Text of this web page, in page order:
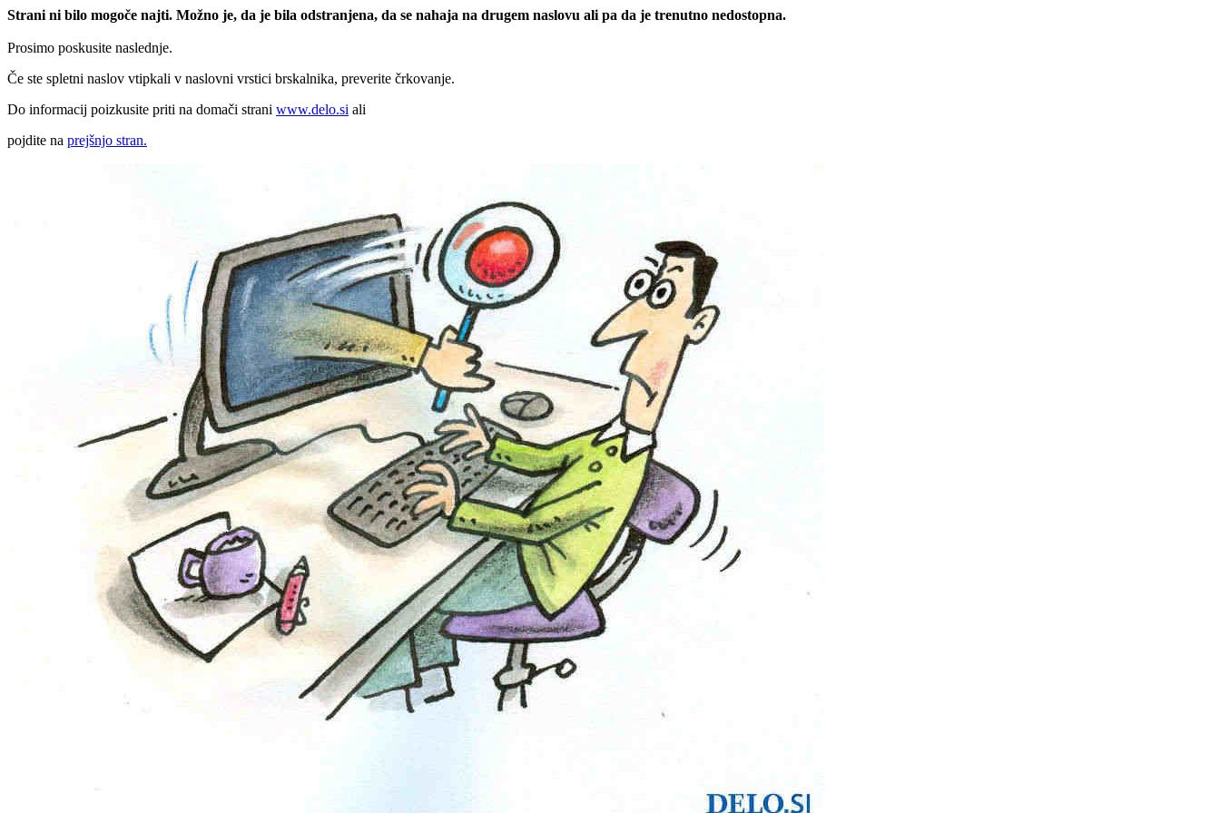
Strani ni bilo mogoče najti. Možno je, da je bila odstranjena, da se nahaja na drugem naslovu ali pa da je trenutno nedostopna.
Prosimo poskusite naslednje.
Če ste spletni naslov vtipkali v naslovni vrstici brskalnika, preverite črkovanje.
Do informacij poizkusite priti na domači strani www.delo.si ali
pojdite na prejšnjo stran.